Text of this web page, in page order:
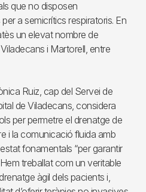
que no disposen
a semicrítics respiratoris. En
un elevat nombre de
i Martorell, entre
Ruiz, cap del Servei de
de Viladecans, considera
per permetre el drenatge de
i la comunicació fluida amb
fonamentals “per garantir
treballat com un veritable
àgil dels pacients i,